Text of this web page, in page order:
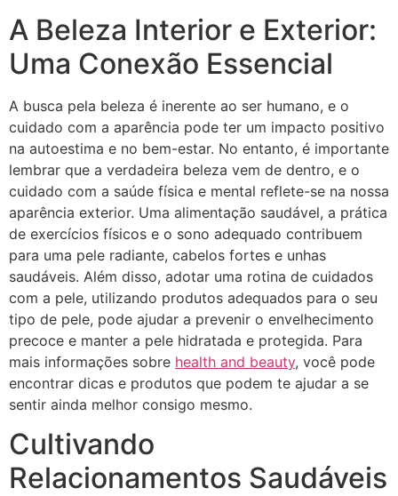
A Beleza Interior e Exterior:
Uma Conexão Essencial
A busca pela beleza é inerente ao ser humano, e o
cuidado com a aparência pode ter um impacto positivo
na autoestima e no bem-estar. No entanto, é importante
lembrar que a verdadeira beleza vem de dentro, e o
cuidado com a saúde física e mental reflete-se na nossa
aparência exterior. Uma alimentação saudável, a prática
de exercícios físicos e o sono adequado contribuem
para uma pele radiante, cabelos fortes e unhas
saudáveis. Além disso, adotar uma rotina de cuidados
com a pele, utilizando produtos adequados para o seu
tipo de pele, pode ajudar a prevenir o envelhecimento
precoce e manter a pele hidratada e protegida. Para
mais informações sobre health and beauty, você pode
encontrar dicas e produtos que podem te ajudar a se
sentir ainda melhor consigo mesmo.
Cultivando
Relacionamentos Saudáveis